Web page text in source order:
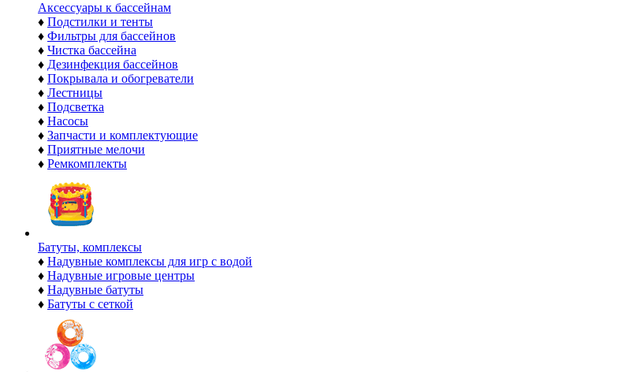
Аксессуары к бассейнам
♦ Подстилки и тенты
♦ Фильтры для бассейнов
♦ Чистка бассейна
♦ Дезинфекция бассейнов
♦ Покрывала и обогреватели
♦ Лестницы
♦ Подсветка
♦ Насосы
♦ Запчасти и комплектующие
♦ Приятные мелочи
♦ Ремкомплекты
Батуты, комплексы
♦ Надувные комплексы для игр с водой
♦ Надувные игровые центры
♦ Надувные батуты
♦ Батуты с сеткой